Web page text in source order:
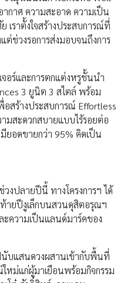
าศ ความสะอาด ความเป็น
เราตั้งใจสร้างประสบการณ์ที่
ช่วงรอการส่งมอบจนถึงการ
อร์และการตกแต่งหรูชั้นนำ
3 ยูนิต 3 สไตล์ พร้อม
อสร้างประสบการณ์ Effortless
มสะดวกสบายแบบไร้รอยต่อ
ยอดขายกว่า 95% คิดเป็น
งปลายปีนี้ ทางโครงการฯ ได้
ายปีงูเล็กบนสวนดุสิตอรุณฯ
ความเป็นแลนด์มาร์คของ
นับแสนดวงผสานเข้ากับพื้นที่
หม่แก่ผู้มาเยือนพร้อมกิจกรรม